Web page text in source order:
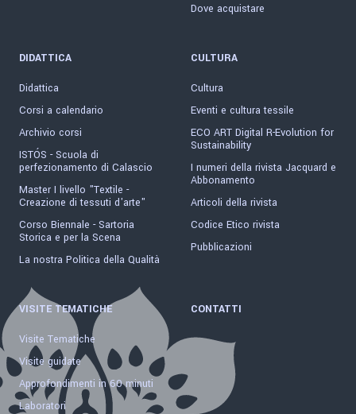
Dove acquistare
DIDATTICA
Didattica
Corsi a calendario
Archivio corsi
ISTÓS - Scuola di
perfezionamento di Calascio
Master I livello "Textile -
Creazione di tessuti d'arte"
Corso Biennale - Sartoria
Storica e per la Scena
La nostra Politica della Qualità
CULTURA
Cultura
Eventi e cultura tessile
ECO ART Digital R-Evolution for
Sustainability
I numeri della rivista Jacquard e
Abbonamento
Articoli della rivista
Codice Etico rivista
Pubblicazioni
VISITE TEMATICHE
Visite Tematiche
Visite guidate
Approfondimenti in 60 minuti
Laboratori
CONTATTI